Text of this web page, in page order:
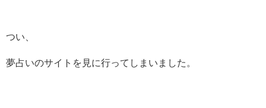
つい、
夢占いのサイトを見に行ってしまいました。